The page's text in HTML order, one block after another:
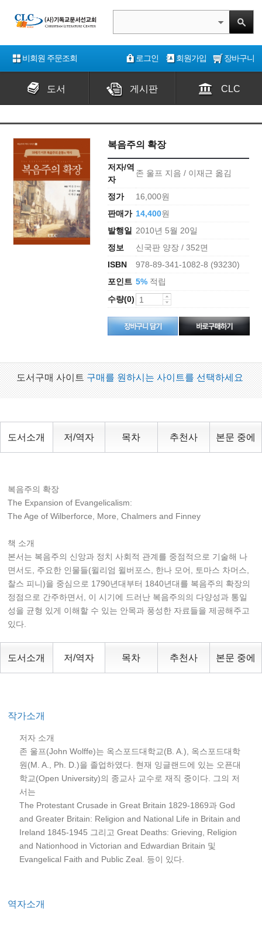
비회원 주문조회 로그인 회원가입 장바구니
도서 게시판 CLC
복음주의 확장
저자/역
자
존 울프 지음 / 이재근 옮김
정가
16,000원
판매가 14,400원
발행일
2010년 5월 20일
정보
신국판 양장 / 352면
ISBN
978-89-341-1082-8 (93230)
포인트 5%적립
수량(0)
도서구매 사이트 구매를 원하시는 사이트를 선택하세요
도서소개 저/역자 목차 추천사 본문 중에
복음주의 확장
The Expansion of Evangelicalism:
The Age of Wilberforce, More, Chalmers and Finney
책 소개
본서는 복음주의 신앙과 정치 사회적 관계를 중점적으로 기술해 나
면서도, 주요한 인물들(윌리엄 윌버포스, 한나 모어, 토마스 차머스,
찰스 피니)을 중심으로 1790년대부터 1840년대를 복음주의 확장의
정점으로 간주하면서, 이 시기에 드러난 복음주의의 다양성과 통일
성을 균형 있게 이해할 수 있는 안목과 풍성한 자료들을 제공해주고
있다.
도서소개 저/역자 목차 추천사 본문 중에
작가소개
저자 소개
존 울프(John Wolffe)는 옥스포드대학교(B. A.), 옥스포드대학
원(M. A., Ph. D.)을 졸업하였다. 현재 잉글랜드에 있는 오픈대
학교(Open University)의 종교사 교수로 재직 중이다. 그의 저
서는
The Protestant Crusade in Great Britain 1829-1869과 God
and Greater Britain: Religion and National Life in Britain and
Ireland 1845-1945 그리고 Great Deaths: Grieving, Religion
and Nationhood in Victorian and Edwardian Britain 및
Evangelical Faith and Public Zeal. 등이 있다.
역자소개